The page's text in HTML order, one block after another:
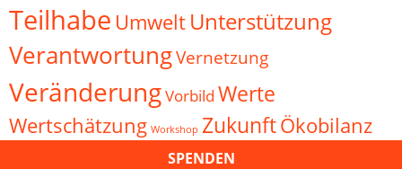
Teilhabe Umwelt Unterstützung
VerantwortungVernetzung
VeränderungVorbild Werte
Wertschätzung Workshop ZukunftÖkobilanz
SPENDEN